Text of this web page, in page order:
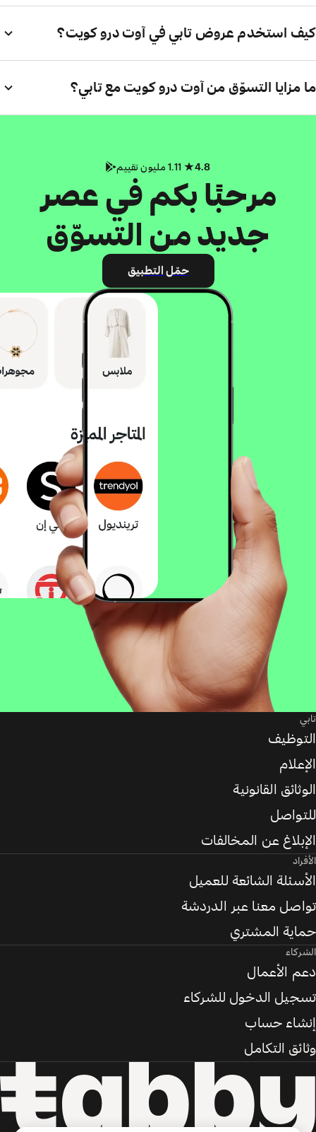
كيف استخدم عروض تابي في آوت درو كويت؟
ما مزايا التسوّق من آوت درو كويت مع تابي؟
4.8
مرحبًا بكم في عصر
جديد من التسوّق
حمّل التطبيق
تابي
التوظيف
الإعلام
الوثائق القانونية
للتواصل
الإبلاغ عن المخالفات
الأفراد
الأسئلة الشائعة للعميل
تواصل معنا عبر الدردشة
حماية المشتري
الشركاء
دعم الأعمال
تسجيل الدخول للشركاء
إنشاء حساب
وثائق التكامل